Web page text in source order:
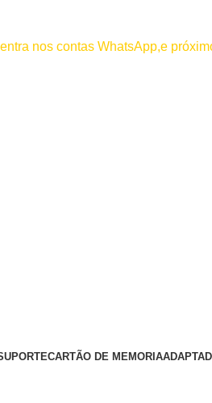
nos contas WhatsApp,e
CARTÃO DE MEMORIA